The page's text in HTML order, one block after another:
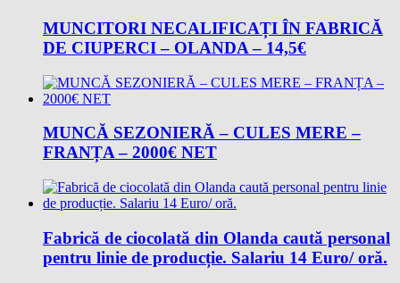
MUNCITORI NECALIFICAȚI ÎN FABRICĂ
DE CIUPERCI – OLANDA – 14,5€
MUNCĂ SEZONIERĂ – CULES MERE –
FRANȚA – 2000€ NET
Fabrică de ciocolată din Olanda caută personal
pentru linie de producție. Salariu 14 Euro/ oră.